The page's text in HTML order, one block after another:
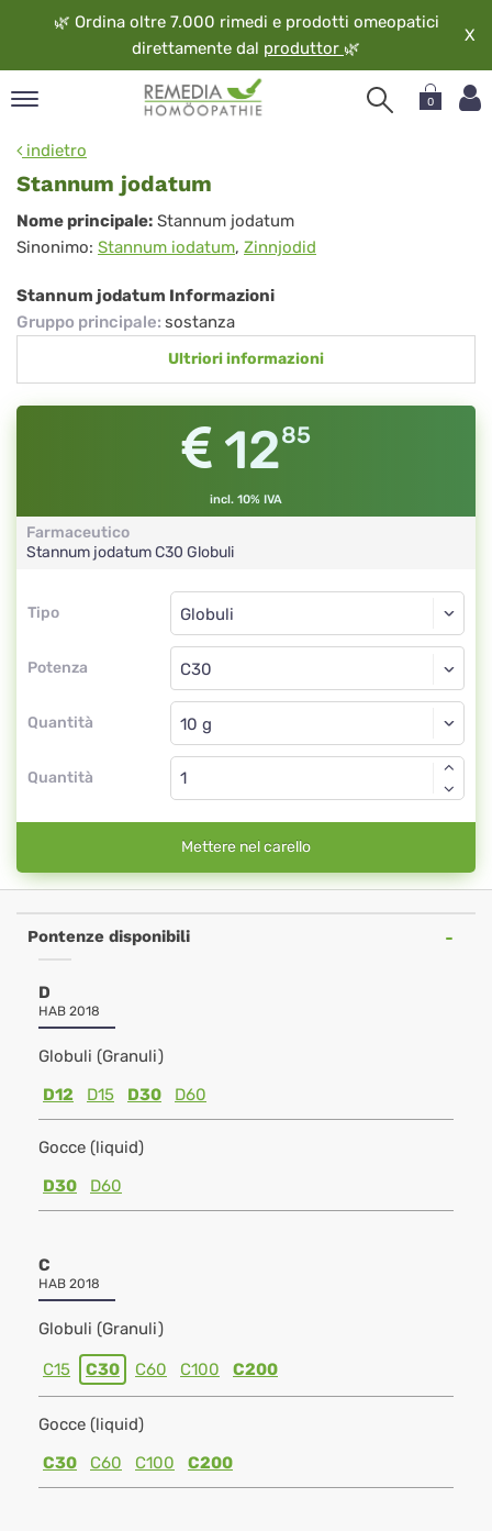
🌿 Ordina oltre 7.000 rimedi e prodotti omeopatici
direttamente dal produttor 🌿
X
0
indietro
Stannum jodatum
Stannum
jodatum
Nome principale: Stannum jodatum
Sinonimo: Stannum iodatum, Zinnjodid
Stannum jodatum Informazioni
Gruppo principale: sostanza
Ultriori informazioni
1285
incl. 10% IVA
Farmaceutico
Stannum jodatumC30 Globuli
Tipo
Tipo
Potenza
Globuli
C30
Quantità
Globuli
Quantità
Mettere nel carello
Pontenze disponibili
D
HAB 2018
Globuli (Granuli)
D12
D15 D30 D60
Gocce (liquid)
D30
D60
C
HAB 2018
Globuli (Granuli)
C15 C30 C60 C100 C200
Gocce (liquid)
C30
C60 C100 C200